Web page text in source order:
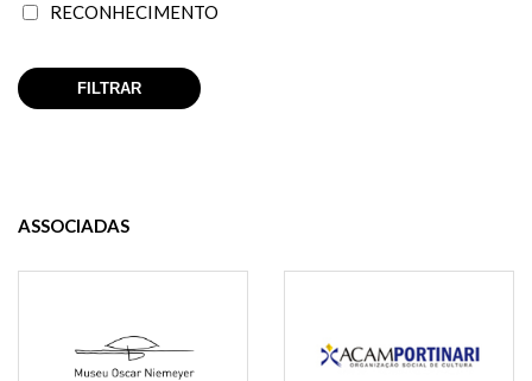
RECONHECIMENTO
ASSOCIADAS